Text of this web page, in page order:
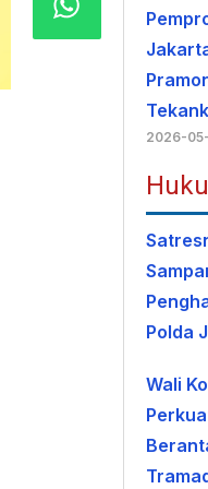
2026-
Polda
Wali